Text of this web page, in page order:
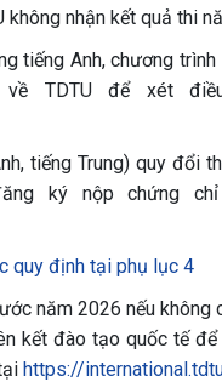
nhận kết quả thi
tiếng Anh, chương
TDTU để xét
tiếng Trung) quy đổi
ký nộp chứng
quy định tại phụ lục 4
năm 2026 nếu
kết đào tạo quốc tế
https://